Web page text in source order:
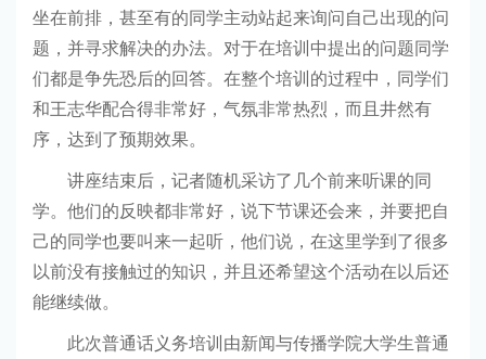
坐在前排，甚至有的同学主动站起来询问自己出现的问
题，并寻求解决的办法。对于在培训中提出的问题同学
们都是争先恐后的回答。在整个培训的过程中，同学们
和王志华配合得非常好，气氛非常热烈，而且井然有
序，达到了预期效果。
讲座结束后，记者随机采访了几个前来听课的同
学。他们的反映都非常好，说下节课还会来，并要把自
己的同学也要叫来一起听，他们说，在这里学到了很多
以前没有接触过的知识，并且还希望这个活动在以后还
能继续做。
此次普通话义务培训由新闻与传播学院大学生普通